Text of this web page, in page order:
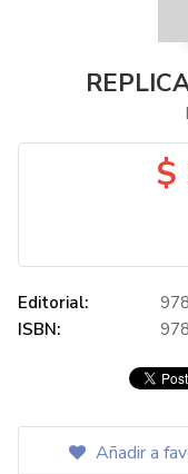
$
Editorial:
ISBN:
Añadir a